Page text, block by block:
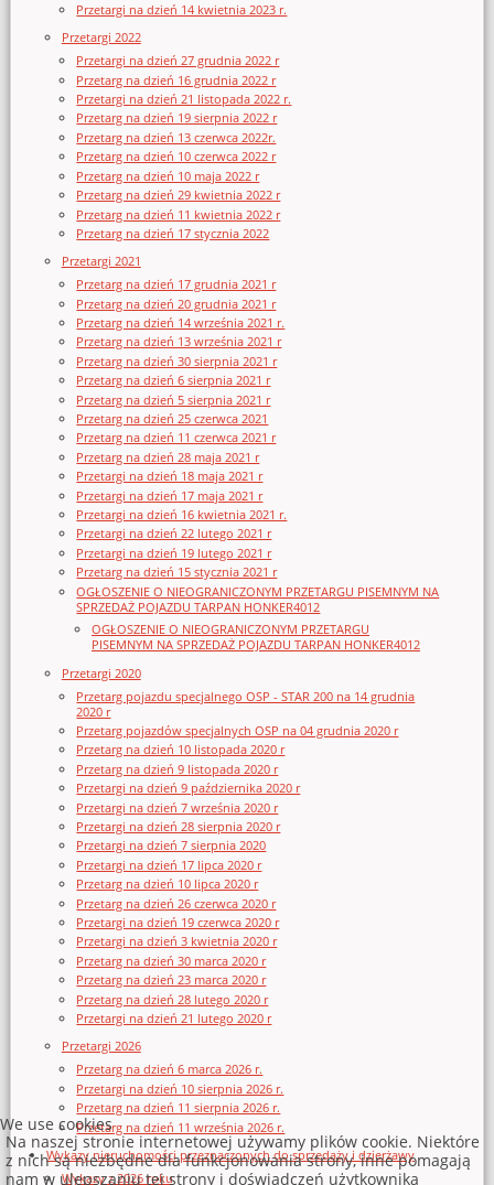
Przetargi na dzień 14 kwietnia 2023 r.
Przetargi 2022
Przetargi na dzień 27 grudnia 2022 r
Przetarg na dzień 16 grudnia 2022 r
Przetargi na dzień 21 listopada 2022 r.
Przetarg na dzień 19 sierpnia 2022 r
Przetarg na dzień 13 czerwca 2022r.
Przetarg na dzień 10 czerwca 2022 r
Przetarg na dzień 10 maja 2022 r
Przetarg na dzień 29 kwietnia 2022 r
Przetarg na dzień 11 kwietnia 2022 r
Przetarg na dzień 17 stycznia 2022
Przetargi 2021
Przetarg na dzień 17 grudnia 2021 r
Przetarg na dzień 20 grudnia 2021 r
Przetarg na dzień 14 września 2021 r.
Przetarg na dzień 13 września 2021 r
Przetarg na dzień 30 sierpnia 2021 r
Przetarg na dzień 6 sierpnia 2021 r
Przetarg na dzień 5 sierpnia 2021 r
Przetarg na dzień 25 czerwca 2021
Przetarg na dzień 11 czerwca 2021 r
Przetarg na dzień 28 maja 2021 r
Przetargi na dzień 18 maja 2021 r
Przetargi na dzień 17 maja 2021 r
Przetargi na dzień 16 kwietnia 2021 r.
Przetargi na dzień 22 lutego 2021 r
Przetargi na dzień 19 lutego 2021 r
Przetarg na dzień 15 stycznia 2021 r
OGŁOSZENIE O NIEOGRANICZONYM PRZETARGU PISEMNYM NA
SPRZEDAŻ POJAZDU TARPAN HONKER4012
OGŁOSZENIE O NIEOGRANICZONYM PRZETARGU
PISEMNYM NA SPRZEDAŻ POJAZDU TARPAN HONKER4012
Przetargi 2020
Przetarg pojazdu specjalnego OSP - STAR 200 na 14 grudnia
2020 r
Przetarg pojazdów specjalnych OSP na 04 grudnia 2020 r
Przetarg na dzień 10 listopada 2020 r
Przetarg na dzień 9 listopada 2020 r
Przetargi na dzień 9 października 2020 r
Przetargi na dzień 7 września 2020 r
Przetargi na dzień 28 sierpnia 2020 r
Przetargi na dzień 7 sierpnia 2020
Przetargi na dzień 17 lipca 2020 r
Przetarg na dzień 10 lipca 2020 r
Przetarg na dzień 26 czerwca 2020 r
Przetargi na dzień 19 czerwca 2020 r
Przetargi na dzień 3 kwietnia 2020 r
Przetarg na dzień 30 marca 2020 r
Przetarg na dzień 23 marca 2020 r
Przetarg na dzień 28 lutego 2020 r
Przetargi na dzień 21 lutego 2020 r
Przetargi 2026
Przetarg na dzień 6 marca 2026 r.
Przetargi na dzień 10 sierpnia 2026 r.
Przetarg na dzień 11 sierpnia 2026 r.
Przetarg na dzień 11 września 2026 r.
Wykazy nieruchomości przeznaczonych do sprzedaży i dzierżawy
Wykazy z 2026 roku
We use cookies
Na naszej stronie internetowej używamy plików cookie. Niektóre
z nich są niezbędne dla funkcjonowania strony, inne pomagają
nam w ulepszaniu tej strony i doświadczeń użytkownika